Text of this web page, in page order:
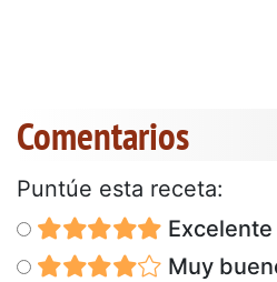
Comentarios
Puntúe esta receta:
Excelente
Muy